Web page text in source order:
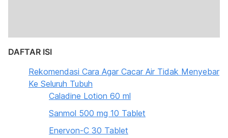
DAFTAR ISI
Rekomendasi Cara Agar Cacar Air Tidak Menyebar
Ke Seluruh Tubuh
Caladine Lotion 60 ml
Sanmol 500 mg 10 Tablet
Enervon-C 30 Tablet